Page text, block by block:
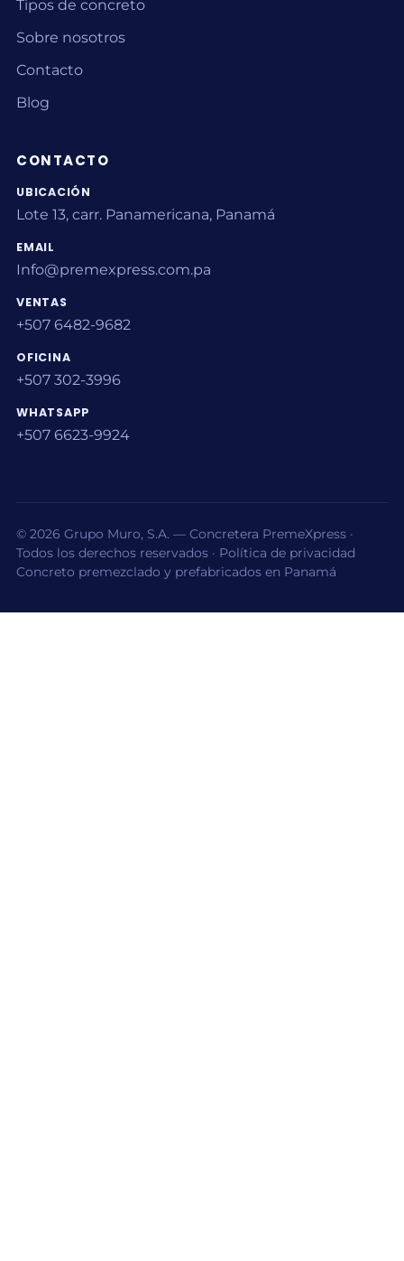
Tipos de concreto
Sobre nosotros
Contacto
Blog
CONTACTO
UBICACIÓN
Lote 13, carr. Panamericana, Panamá
EMAIL
Info@premexpress.com.pa
VENTAS
+507 6482-9682
OFICINA
+507 302-3996
WHATSAPP
+507 6623-9924
© 2026 Grupo Muro, S.A. — Concretera PremeXpress ·
Todos los derechos reservados · Política de privacidad
Concreto premezclado y prefabricados en Panamá